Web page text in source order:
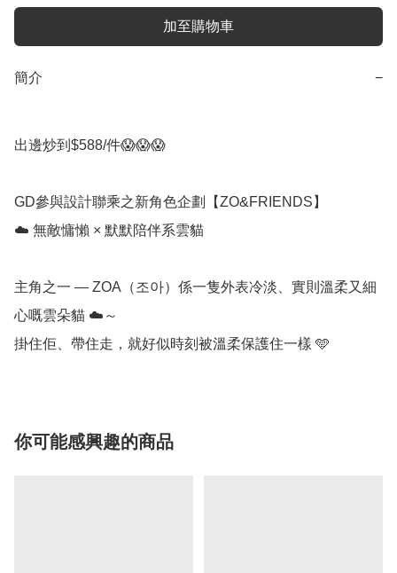
加至購物車
簡介 −
出邊炒到$588/件😱😱😱
GD參與設計聯乘之新角色企劃【ZO&FRIENDS】
☁️ 無敵慵懶 × 默默陪伴系雲貓
主角之一 — ZOA（조아）係一隻外表冷淡、實則溫柔又細
心嘅雲朵貓 ☁️～
掛住佢、帶住走，就好似時刻被溫柔保護住一樣 🩵
你可能感興趣的商品